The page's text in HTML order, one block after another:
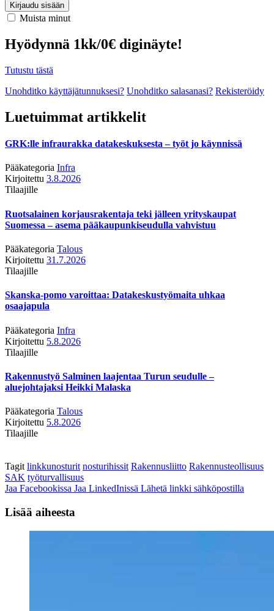
Kirjaudu sisään
Muista minut
Hyödynnä 1kk/0€ diginäyte!
Tutustu tästä
Unohditko käyttäjätunnuksesi? Unohditko salasanasi? Rekisteröidy
Luetuimmat artikkelit
GRK:lle infraurakka datakeskuksesta – työt jo käynnissä
Pääkategoria Infra
Kirjoitettu 3.8.2026
Tilaajille
Ruotsalainen korjausrakentaja teki jälleen yrityskaupat
Suomessa – asema pääkaupunkiseudulla vahvistuu
Pääkategoria Talous
Kirjoitettu 31.7.2026
Tilaajille
Skanska-pomo varoittaa: Datakeskustyömaita uhkaa
osaajapula
Pääkategoria Infra
Kirjoitettu 5.8.2026
Tilaajille
Rakennustyö Salminen laajentaa Turun seudulle –
aluejohtajaksi Heikki Malaska
Pääkategoria Talous
Kirjoitettu 5.8.2026
Tilaajille
Tagit linkkunosturit nosturihissit Rakennusliitto Rakennusteollisuus
SAK työturvallisuus
Jaa Facebookissa Jaa LinkedInissä Lähetä linkki sähköpostilla
Lisää aiheesta